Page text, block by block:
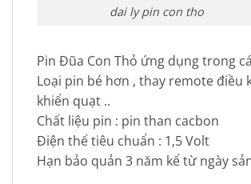
dai ly pin con tho
Pin Đũa Con Thỏ ứng dụng trong
Loại pin bé hơn , thay remote điều
khiển quạt ..
Chất liệu pin : pin than cacbon
Điện thế tiêu chuẩn : 1,5 Volt
Hạn bảo quản 3 năm kể từ ngày